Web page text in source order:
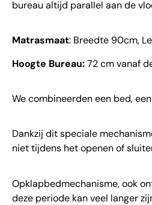
bureau altijd parallel aan de
Matrasmaat: Breedte 90cm,
Hoogte Bureau:72 cm vanaf
We combineerden een bed,
Dankzij dit speciale
niet tijdens het openen of
Opklapbedmechanisme, ook
deze periode kan veel langer